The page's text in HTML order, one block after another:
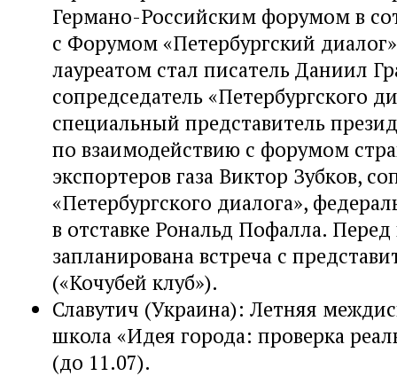
Германо-Российским форумом в
с Форумом «Петербургский
лауреатом стал писатель Даниил
сопредседатель «Петербургского
специальный представитель
по взаимодействию с форумом
экспортеров газа Виктор Зубков,
«Петербургского диалога»,
в отставке Рональд Пофалла.
запланирована встреча с
(«Кочубей клуб»).
Славутич (Украина): Летняя
школа «Идея города: проверка
(до 11.07).